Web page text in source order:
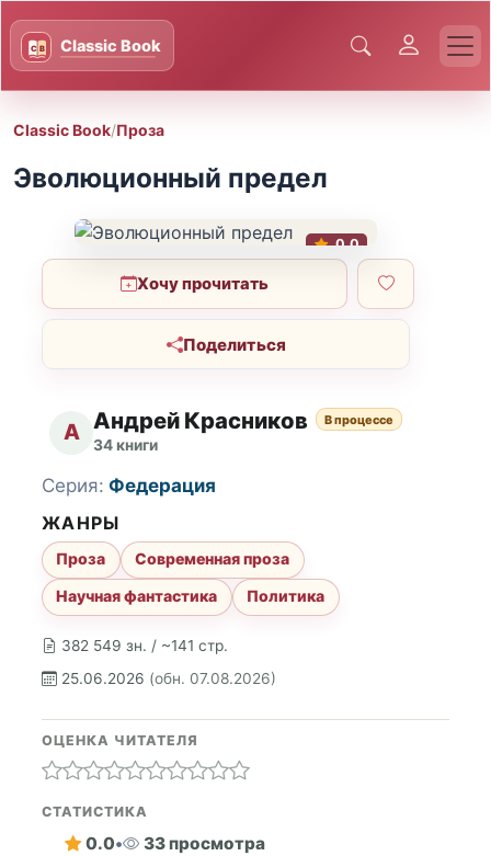
Classic Book/Проза
Эволюционный предел
0.0
Хочу прочитать
Поделиться
А Андрей Красников
34 книги
В процессе
382 549 зн. / ~141 стр.
25.06.2026 (обн. 07.08.2026)
Серия: Федерация
ЖАНРЫ
Проза
Современная проза
Научная фантастика
Политика
ОЦЕНКА ЧИТАТЕЛЯ
СТАТИСТИКА
0.0• 33 просмотра